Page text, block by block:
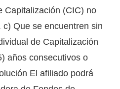
Capitalización (CIC) no
Que se encuentren sin
de Capitalización
años consecutivos o
El afiliado podrá